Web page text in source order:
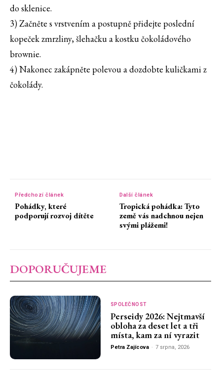
do sklenice.
3) Začněte s vrstvením a postupně přidejte poslední
kopeček zmrzliny, šlehačku a kostku čokoládového
brownie.
4) Nakonec zakápněte polevou a dozdobte kuličkami z
čokolády.
Předchozí článek
Pohádky, které
podporují rozvoj dítěte
Další článek
Tropická pohádka: Tyto
země vás nadchnou nejen
svými plážemi!
DOPORUČUJEME
SPOLEČNOST
Perseidy 2026: Nejtmavší
obloha za deset let a tři
místa, kam za ní vyrazit
Petra Zajícova - 7 srpna, 2026